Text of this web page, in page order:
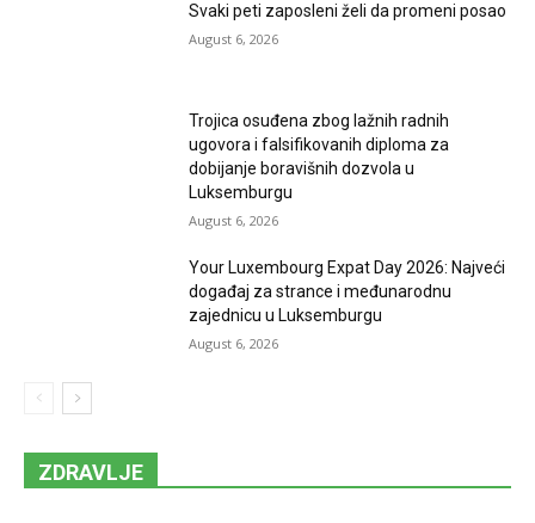
Svaki peti zaposleni želi da promeni posao
August 6, 2026
Trojica osuđena zbog lažnih radnih
ugovora i falsifikovanih diploma za
dobijanje boravišnih dozvola u
Luksemburgu
August 6, 2026
Your Luxembourg Expat Day 2026: Najveći
događaj za strance i međunarodnu
zajednicu u Luksemburgu
August 6, 2026
ZDRAVLJE